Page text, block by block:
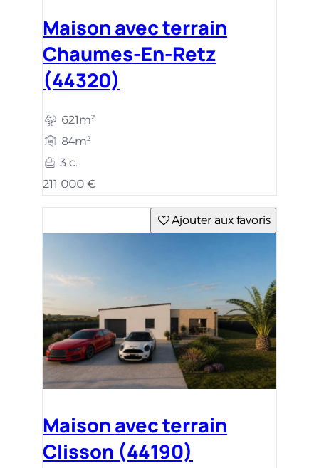
Maison avec terrain
Chaumes-En-Retz
(44320)
621m²
84m²
3 c.
211 000 €
Ajouter aux favoris
Maison avec terrain
Clisson (44190)